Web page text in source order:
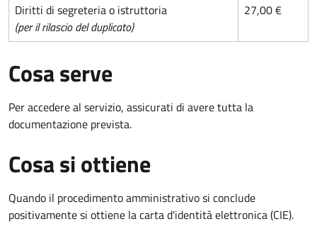
Diritti di segreteria o istruttoria
(per il rilascio del duplicato)
27,00 €
Cosa serve
Per accedere al servizio, assicurati di avere tutta la
documentazione prevista.
Cosa si ottiene
Quando il procedimento amministrativo si conclude
positivamente si ottiene la carta d'identità elettronica (CIE).